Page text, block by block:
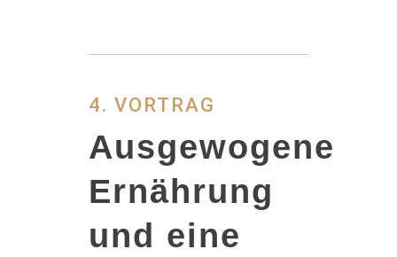
4. VORTRAG
Ausgewogene
Ernährung
und eine